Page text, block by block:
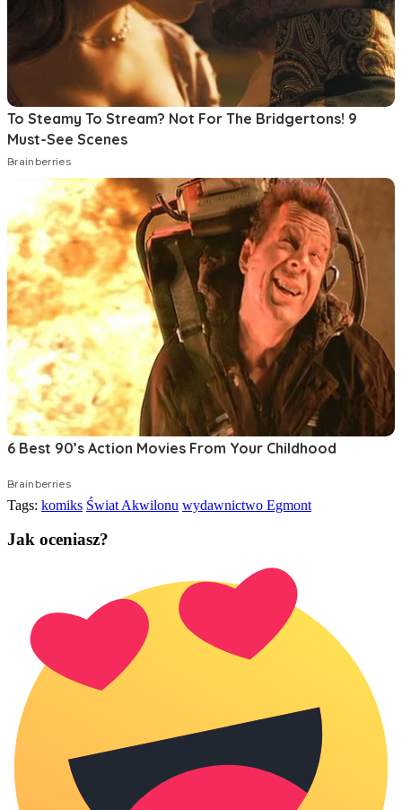
Tags: komiks Świat Akwilonu wydawnictwo Egmont
Jak oceniasz?